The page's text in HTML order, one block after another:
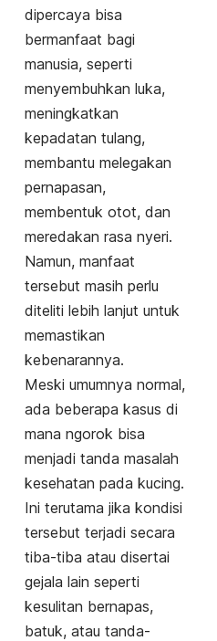
dipercaya bisa
bermanfaat bagi
manusia, seperti
menyembuhkan luka,
meningkatkan
kepadatan tulang,
membantu melegakan
pernapasan,
membentuk otot, dan
meredakan rasa nyeri.
Namun, manfaat
tersebut masih perlu
diteliti lebih lanjut untuk
memastikan
kebenarannya.
Meski umumnya normal,
ada beberapa kasus di
manangorok bisa
menjadi tanda masalah
kesehatan pada kucing.
Ini terutama jika kondisi
tersebut terjadi secara
tiba-tiba atau disertai
gejala lain seperti
kesulitan bernapas,
batuk, atau tanda-